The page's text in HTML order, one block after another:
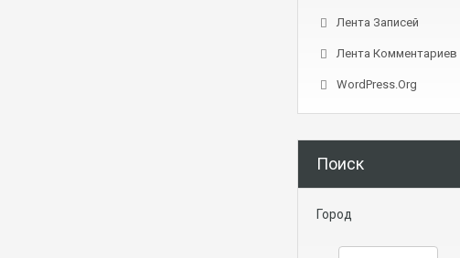
Лента Записей
Лента Комментариев
WordPress.org
Поиск
Город